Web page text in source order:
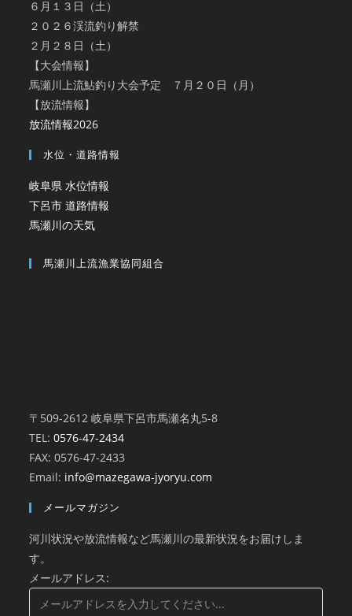
６月１３日（土）
２０２６渓流釣り解禁
２月２８日（土）
【大会情報】
馬瀬川上流鮎釣り大会予定 ７月２０日（月）
【放流情報】
放流情報2026
水位・道路情報
岐阜県 水位情報
下呂市 道路情報
馬瀬川の天気
馬瀬川上流漁業協同組合
〒509-2612 岐阜県下呂市馬瀬名丸5-8
TEL:0576-47-2434
FAX: 0576-47-2433
Email: info@mazegawa-jyoryu.com
メールマガジン
河川状況や放流情報など馬瀬川の最新状況をお届けしま
す。
メールアドレス: